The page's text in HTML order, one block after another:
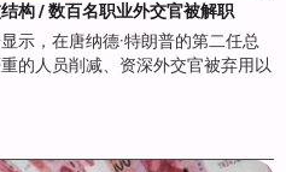
构 / 数百名职业外交官被解职
示，在唐纳德·特朗普的第二任总
的人员削减、资深外交官被弃用以